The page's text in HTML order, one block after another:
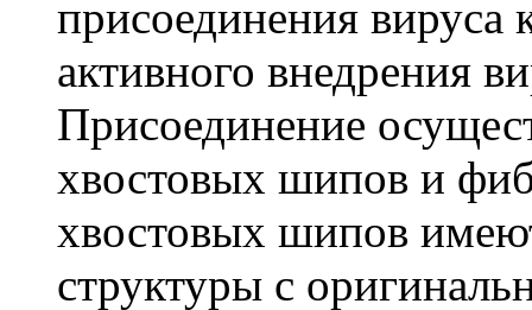
присоединения вируса
активного внедрения
Присоединение
хвостовых шипов и
хвостовых шипов
структуры с